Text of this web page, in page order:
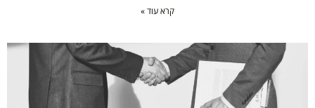
קרא עוד »